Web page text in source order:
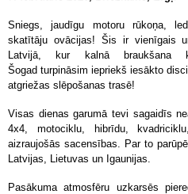
Sniegs, jaudīgu motoru rūkoņa,
skatītāju ovācijas! Šis ir vienīgais
Latvijā, kur kalnā braukšana
Šogad turpināsim iepriekš iesākto
atgriežas slēpošanas trasē!
Visas dienas garumā tevi sagaidīs
4x4, motociklu, hibrīdu,
aizraujošās sacensības. Par to
Latvijas, Lietuvas un Igaunijas.
Pasākuma atmosfēru uzkarsēs